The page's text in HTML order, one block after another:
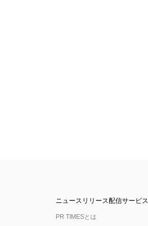
ニュースリリース配信サービス
PR TIMESとは